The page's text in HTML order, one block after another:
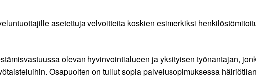
asetettuja velvoitteita koskien esimerkiksi
olevan hyvinvointialueen ja yksityisen työnantajan,
Osapuolten on tullut sopia palvelusopimuksessa